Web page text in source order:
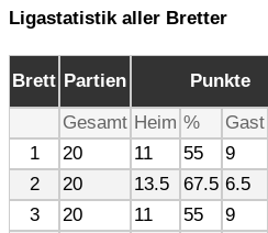
Ligastatistik aller Bretter
Brett Partien Punkte
Gesamt Heim % Gast
1
20 11 55 9
2
20 13.5 67.5 6.5
3
20 11 55 9